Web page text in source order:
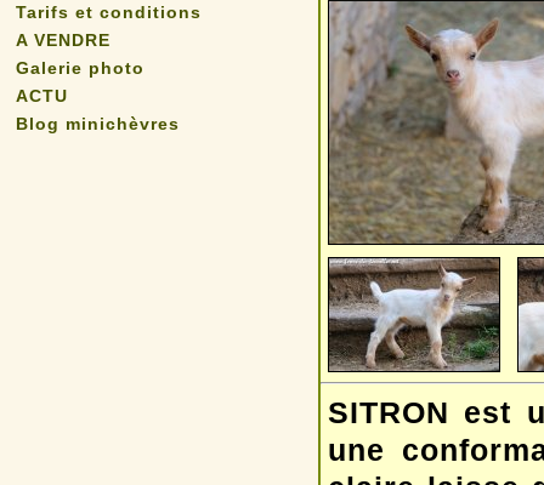
Tarifs et conditions
A VENDRE
Galerie photo
ACTU
Blog minichèvres
SITRON est
une